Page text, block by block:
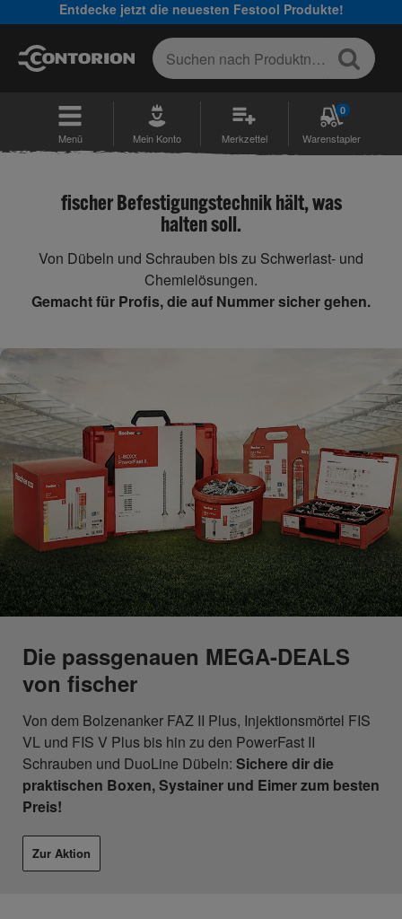
Entdecke jetzt die neuesten Festool Produkte!
Menü Mein Konto Merkzettel
0
Warenstapler
fischer Befestigungstechnik hält, was
halten soll.
Von Dübeln und Schrauben bis zu Schwerlast- und
Chemielösungen.
Gemacht für Profis, die auf Nummer sicher gehen.
Die passgenauen MEGA-DEALS
von fischer
Von dem Bolzenanker FAZ II Plus, Injektionsmörtel FIS
VL und FIS V Plus bis hin zu den PowerFast II
Schrauben und DuoLine Dübeln: Sichere dir die
praktischen Boxen, Systainer und Eimer zum besten
Preis!
Zur Aktion